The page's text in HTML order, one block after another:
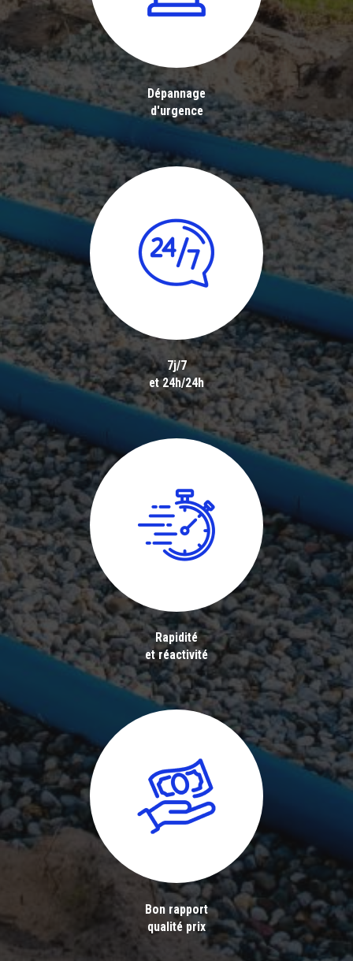
Dépannage
d'urgence
7j/7
et 24h/24h
Rapidité
et réactivité
Bon rapport
qualité prix